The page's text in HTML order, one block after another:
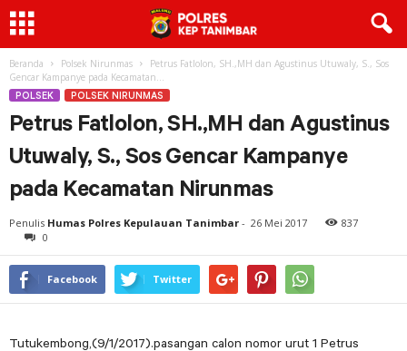
Beranda Polsek Nirunmas
Petrus Fatlolon, SH.,MH dan Agustinus Utuwaly, S., Sos
Gencar Kampanye pada Kecamatan...
POLSEK POLSEK NIRUNMAS
Petrus Fatlolon, SH.,MH dan Agustinus
Utuwaly, S., Sos Gencar Kampanye
pada Kecamatan Nirunmas
Penulis Humas Polres Kepulauan Tanimbar - 26 Mei 2017
837
0
Facebook Twitter
Tutukembong,(9/1/2017).pasangan calon nomor urut 1 Petrus